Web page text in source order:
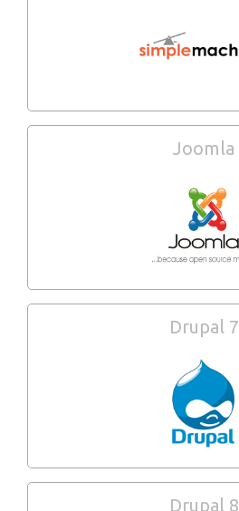
Joomla
Drupal 7
Drupal 8